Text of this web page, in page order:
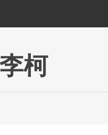
李柯